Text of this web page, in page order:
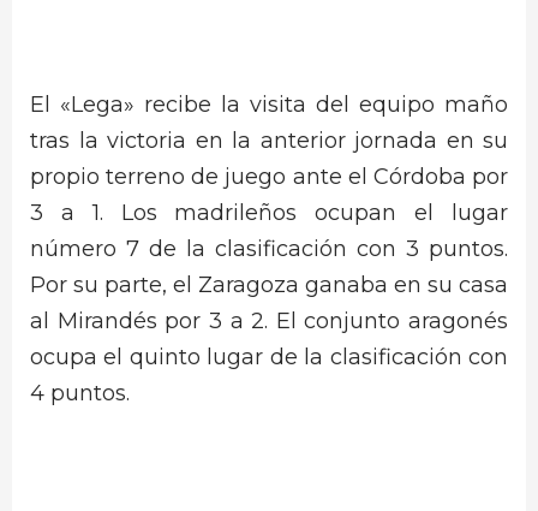
El «Lega» recibe la visita del equipo maño
tras la victoria en la anterior jornada en su
propio terreno de juego ante el Córdoba por
3 a 1. Los madrileños ocupan el lugar
número 7 de la clasificación con 3 puntos.
Por su parte, el Zaragoza ganaba en su casa
al Mirandés por 3 a 2. El conjunto aragonés
ocupa el quinto lugar de la clasificación con
4 puntos.